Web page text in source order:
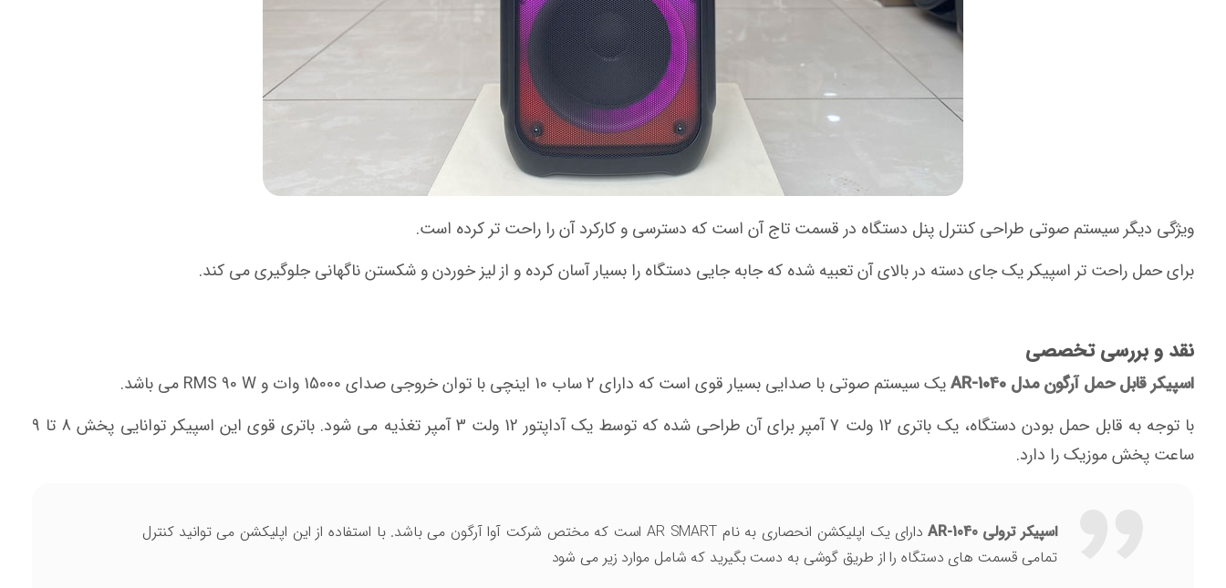
ویژگی دیگر سیستم صوتی طراحی کنترل پنل دستگاه در قسمت تاج آن است که دسترسی و کارکرد آن را راحت تر کرده است.
برای حمل راحت تر اسپیکر یک جای دسته در بالای آن تعبیه شده که جابه جایی دستگاه را بسیار آسان کرده و از لیز خوردن و شکستن ناگهانی جلوگیری می کند.
نقد و بررسی تخصصی
اسپیکر قابل حمل آرگون مدل AR-1040
یک سیستم صوتی با صدایی بسیار قوی است که دارای 2 ساب 10 اینچی با توان خروجی صدای 15000 وات و RMS 90 W می باشد.
با توجه به قابل حمل بودن دستگاه، یک باتری 12 ولت 7 آمپر برای آن طراحی شده که توسط یک آداپتور 12 ولت 3 آمپر تغذیه می شود. باتری قوی این اسپیکر توانایی پخش 8 تا 9
ساعت پخش موزیک را دارد.
اسپیکر ترولی AR-1040
دارای یک اپلیکشن انحصاری به نام AR SMART است که مختص شرکت آوا آرگون می باشد. با استفاده از این اپلیکشن می توانید کنترل
تمامی قسمت های دستگاه را از طریق گوشی به دست بگیرید که شامل موارد زیر می شود